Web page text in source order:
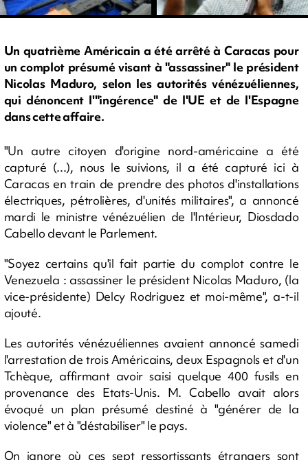
Un quatrième Américain a été arrêté à Caracas pour
un complot présumé visant à "assassiner" le président
Nicolas Maduro, selon les autorités vénézuéliennes,
qui dénoncent l'"ingérence" de l'UE et de l'Espagne
dans cette affaire.
"Un autre citoyen d'origine nord-américaine a été
capturé (...), nous le suivions, il a été capturé ici à
Caracas en train de prendre des photos d'installations
électriques, pétrolières, d'unités militaires", a annoncé
mardi le ministre vénézuélien de l'Intérieur, Diosdado
Cabello devant le Parlement.
"Soyez certains qu'il fait partie du complot contre le
Venezuela : assassiner le président Nicolas Maduro, (la
vice-présidente) Delcy Rodriguez et moi-même", a-t-il
ajouté.
Les autorités vénézuéliennes avaient annoncé samedi
l'arrestation de trois Américains, deux Espagnols et d'un
Tchèque, affirmant avoir saisi quelque 400 fusils en
provenance des Etats-Unis. M. Cabello avait alors
évoqué un plan présumé destiné à "générer de la
violence" et à "déstabiliser" le pays.
On ignore où ces sept ressortissants étrangers sont